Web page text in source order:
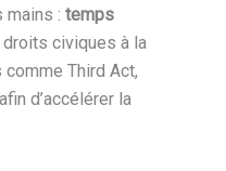
mains : temps
droits civiques à la
Third Act,
d’accélérer la